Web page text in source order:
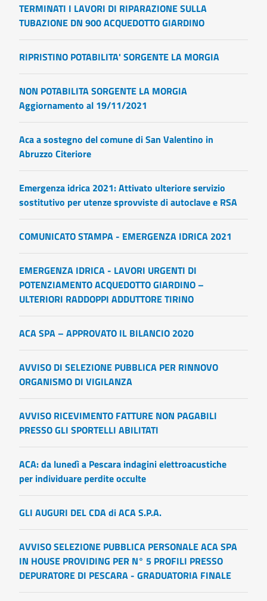
TERMINATI I LAVORI DI RIPARAZIONE SULLA
TUBAZIONE DN 900 ACQUEDOTTO GIARDINO
RIPRISTINO POTABILITA' SORGENTE LA MORGIA
NON POTABILITA SORGENTE LA MORGIA
Aggiornamento al 19/11/2021
Aca a sostegno del comune di San Valentino in
Abruzzo Citeriore
Emergenza idrica 2021: Attivato ulteriore servizio
sostitutivo per utenze sprovviste di autoclave e RSA
COMUNICATO STAMPA - EMERGENZA IDRICA 2021
EMERGENZA IDRICA - LAVORI URGENTI DI
POTENZIAMENTO ACQUEDOTTO GIARDINO –
ULTERIORI RADDOPPI ADDUTTORE TIRINO
ACA SPA – APPROVATO IL BILANCIO 2020
AVVISO DI SELEZIONE PUBBLICA PER RINNOVO
ORGANISMO DI VIGILANZA
AVVISO RICEVIMENTO FATTURE NON PAGABILI
PRESSO GLI SPORTELLI ABILITATI
ACA: da lunedì a Pescara indagini elettroacustiche
per individuare perdite occulte
GLI AUGURI DEL CDA di ACA S.P.A.
AVVISO SELEZIONE PUBBLICA PERSONALE ACA SPA
IN HOUSE PROVIDING PER N° 5 PROFILI PRESSO
DEPURATORE DI PESCARA - GRADUATORIA FINALE